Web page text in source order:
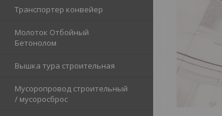
Транспортер конвейер
Молоток Отбойный
Бетонолом
Вышка тура строительная
Мусоропровод строительный
/ мусоросброс